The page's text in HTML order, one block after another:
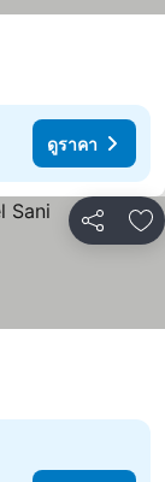
ดูราคา
แชร์ เ